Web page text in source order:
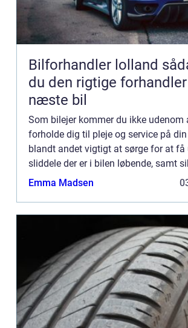
Bilforhandler lolland sådan finder
du den rigtige
næste bil
Som bilejer kommer du ikke udenom
forholde dig til pleje og service på
blandt andet vigtigt at sørge for at få
sliddele der er i bilen løbende, samt
bilen får den service der er
Emma Madsen